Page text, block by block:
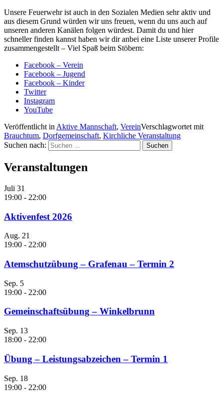
Unsere Feuerwehr ist auch in den Sozialen Medien sehr aktiv und
aus diesem Grund würden wir uns freuen, wenn du uns auch auf
unseren anderen Kanälen folgen würdest. Damit du und hier
schneller finden kannst haben wir dir anbei eine Liste unserer Profile
zusammengestellt – Viel Spaß beim Stöbern:
Facebook – Verein
Facebook – Jugend
Facebook – Kinder
Twitter
Instagram
YouTube
Veröffentlicht in Aktive Mannschaft, VereinVerschlagwortet mit
Brauchtum, Dorfgemeinschaft, Kirchliche Veranstaltung
Suchen nach:
Veranstaltungen
Juli 31
19:00 - 22:00
Aktivenfest 2026
Aug. 21
19:00 - 22:00
Atemschutzübung – Grafenau – Termin 2
Sep. 5
19:00 - 22:00
Gemeinschaftsübung – Winkelbrunn
Sep. 13
18:00 - 22:00
Übung – Leistungsabzeichen – Termin 1
Sep. 18
19:00 - 22:00